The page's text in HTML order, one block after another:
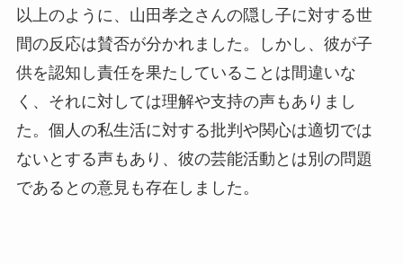
以上のように、山田孝之さんの隠し子に対する世
間の反応は賛否が分かれました。しかし、彼が子
供を認知し責任を果たしていることは間違いな
く、それに対しては理解や支持の声もありまし
た。個人の私生活に対する批判や関心は適切では
ないとする声もあり、彼の芸能活動とは別の問題
であるとの意見も存在しました。